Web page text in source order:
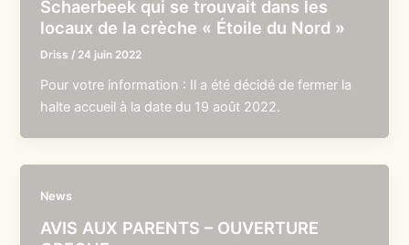
Schaerbeek qui se trouvait dans les
locaux de la crèche « Étoile du Nord »
Driss / 24 juin 2022
Pour votre information : Il a été décidé de fermer la
halte accueil à la date du 19 août 2022.
News
AVIS AUX PARENTS – OUVERTURE